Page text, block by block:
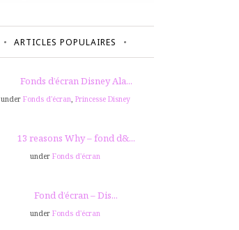
ARTICLES POPULAIRES
Fonds d’écran Disney Ala...
under Fonds d'écran Princesse Disney
13 reasons Why – fond d&...
under Fonds d'écran
Fond d’écran – Dis...
under Fonds d'écran